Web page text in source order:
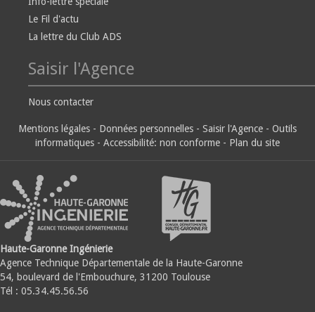
Le Fil d'actu
La lettre du Club ADS
Saisir l'Agence
Nous contacter
Mentions légales - Données personnelles - Saisir l'Agence - Outils
informatiques - Accessibilité: non conforme - Plan du site
Haute-Garonne Ingénierie
Agence Technique Départementale de la Haute-Garonne
54, boulevard de l'Embouchure, 31200 Toulouse
Tél : 05.34.45.56.56